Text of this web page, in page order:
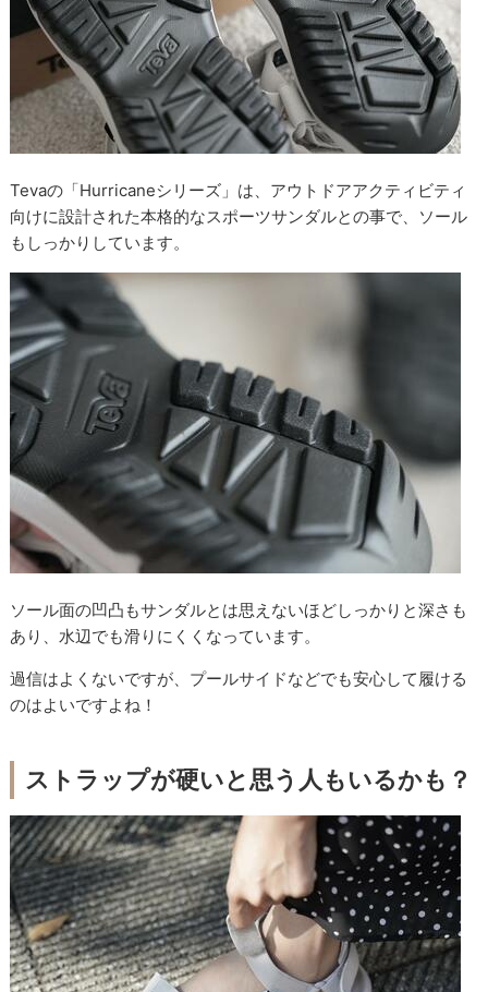
Tevaの「Hurricaneシリーズ」は、アウトドアアクティビティ
向けに設計された本格的なスポーツサンダルとの事で、ソール
もしっかりしています。
ソール面の凹凸もサンダルとは思えないほどしっかりと深さも
あり、水辺でも滑りにくくなっています。
過信はよくないですが、プールサイドなどでも安心して履ける
のはよいですよね！
ストラップが硬いと思う人もいるかも？